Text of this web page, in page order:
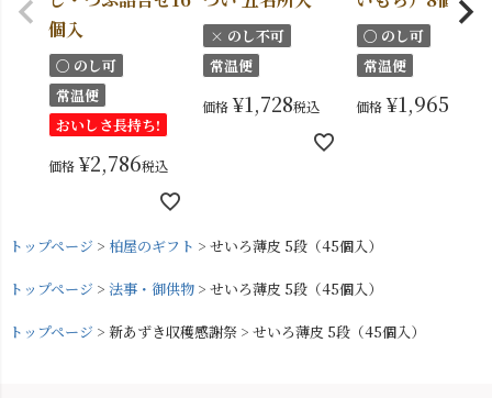
個入
〇 のし可
常温便
おいしさ長持ち!
価格 ¥2,786税込
× のし不可
常温便
価格 ¥1,728税込
〇 のし可
常温便
価格 ¥1,965
トップページ 柏屋のギフト せいろ薄皮 5段（45個入）
トップページ 法事・御供物 せいろ薄皮 5段（45個入）
トップページ 新あずき収穫感謝祭 せいろ薄皮 5段（45個入）